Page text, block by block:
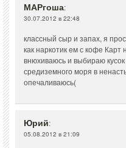
МАРгоша:
30.07.2012 в 22:48
классный сыр и запах, я
как наркотик ем с кофе Карт
внюхиваюсь и выбираю
средиземного моря в
опечаливаюсь(
Юрий:
05.08.2012 в 21:09